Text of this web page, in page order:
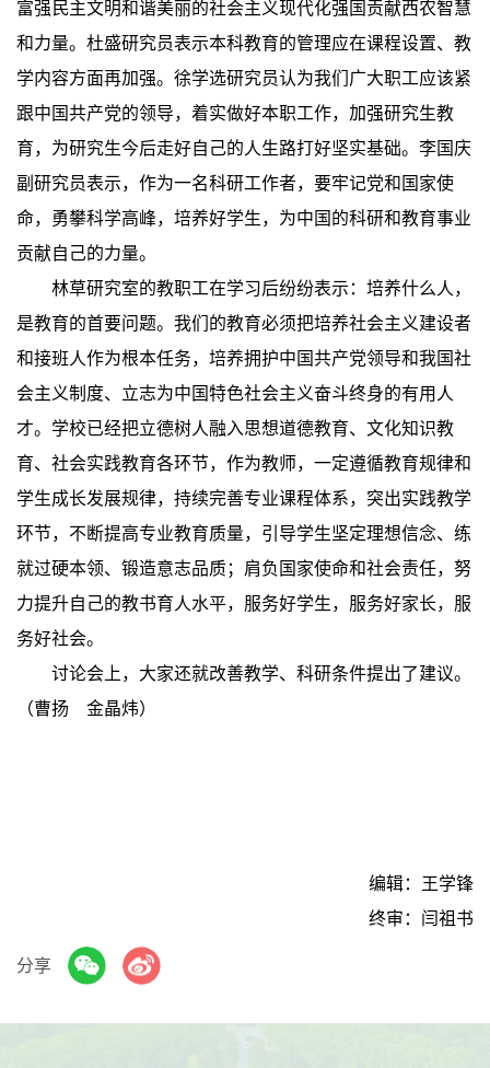
富强民主文明和谐美丽的社会主义现代化强国贡献西农智慧
和力量。杜盛研究员表示本科教育的管理应在课程设置、教
学内容方面再加强。徐学选研究员认为我们广大职工应该紧
跟中国共产党的领导，着实做好本职工作，加强研究生教
育，为研究生今后走好自己的人生路打好坚实基础。李国庆
副研究员表示，作为一名科研工作者，要牢记党和国家使
命，勇攀科学高峰，培养好学生，为中国的科研和教育事业
贡献自己的力量。
林草研究室的教职工在学习后纷纷表示：培养什么人，
是教育的首要问题。我们的教育必须把培养社会主义建设者
和接班人作为根本任务，培养拥护中国共产党领导和我国社
会主义制度、立志为中国特色社会主义奋斗终身的有用人
才。学校已经把立德树人融入思想道德教育、文化知识教
育、社会实践教育各环节，作为教师，一定遵循教育规律和
学生成长发展规律，持续完善专业课程体系，突出实践教学
环节，不断提高专业教育质量，引导学生坚定理想信念、练
就过硬本领、锻造意志品质；肩负国家使命和社会责任，努
力提升自己的教书育人水平，服务好学生，服务好家长，服
务好社会。
讨论会上，大家还就改善教学、科研条件提出了建议。
（曹扬 金晶炜）
编辑：王学锋
终审：闫祖书
分享